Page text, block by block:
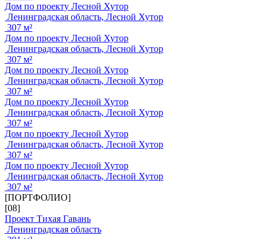
Дом по проекту Лесной Хутор
Ленинградская область, Лесной Хутор
307 м²
Дом по проекту Лесной Хутор
Ленинградская область, Лесной Хутор
307 м²
Дом по проекту Лесной Хутор
Ленинградская область, Лесной Хутор
307 м²
Дом по проекту Лесной Хутор
Ленинградская область, Лесной Хутор
307 м²
Дом по проекту Лесной Хутор
Ленинградская область, Лесной Хутор
307 м²
Дом по проекту Лесной Хутор
Ленинградская область, Лесной Хутор
307 м²
[ПОРТФОЛИО]
[08]
Проект Тихая Гавань
Ленинградская область